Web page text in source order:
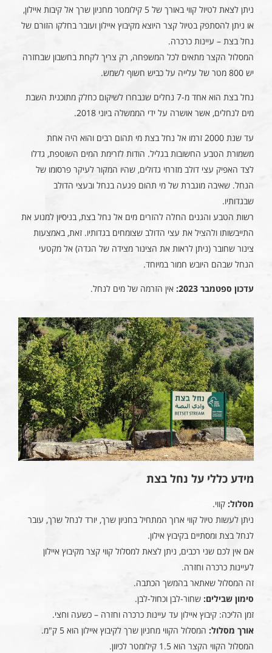
ניתן לצאת לטיול קווי באורך של 5 קילומטר מחניון שרך אל קיבות איילון,
או ניתן להסתפק בטיול קצר היוצא מקיבוץ איילון ועובר בחלקו הזורם של
נחל בצת – עיינות כרכרה.
המסלול הקצר מתאים לכל המשפחה, רק צריך לקחת בחשבון שבחזרה
יש 800 מטר של עלייה על כביש חשוף לשמש.
נחל בצת הוא אחד מ-7 נחלים שנבחרו לשיקום כחלק מתוכנית השבת
מים לנחלים, אשר אושרה על ידי הממשלה ביוני 2018.
עד שנת 2000 זרמו אל נחל בצת מי תהום רבים והוא היה אחת
משמורת הטבע החשובות בגליל. הודות לזרימת המים השוטפת, גדלו
לצד האפיק עצי דולב מזרחי גדולים, שהיו המקור לעיקר פרסומו של
הנחל. שאיבה מוגברת של מי תהום פגעה בנחל ובעצי הדולב
שבגדותיו.
רשות הטבע והגנים החלה להזרים מים אל נחל בצת, בניסיון למנוע את
התייבשותו ולהציל את עצי הדולב שצומחים בגדותיו. זאת, באמצעות
צינור שחובר (ניתן לראות את הצינור מצידה של הגדה) אל מקטעי
הנחל שבהם היובש חמור במיוחד.
עדכון ספטמבר 2023: אין הזרמה של מים לנחל.
מידע כללי על נחל בצת
מסלול: קווי.
ניתן לעשות טיול קווי ארוך המתחיל בחניון שרך, יורד לנחל שרך, עובר
לנחל בצת ומסתיים בקיבוץ אילון.
אם אין לכם שני רכבים, ניתן לצאת למסלול קווי קצר מקיבוץ איילון
לעיינות כרכרה וחזרה.
זה המסלול שאתאר בהמשך הכתבה.
סימון שבילים: שחור-לבן וכחול-לבן.
זמן הליכה: קיבוץ איילון עד עיינות כרכרה וחזרה – כשעה וחצי.
אורך מסלול: המסלול הקווי מחניון שרך לקיבוץ איילון הוא 5 ק"מ.
המסלול הקווי הקצר הוא 1.5 קילומטר לכיוון.